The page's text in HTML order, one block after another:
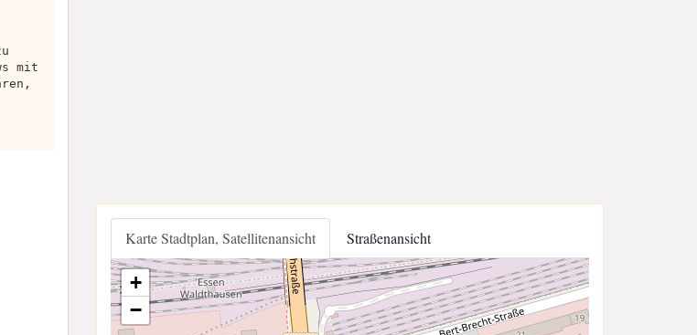
mit
Karte Stadtplan, Satellitenansicht Straßenansicht
+
−